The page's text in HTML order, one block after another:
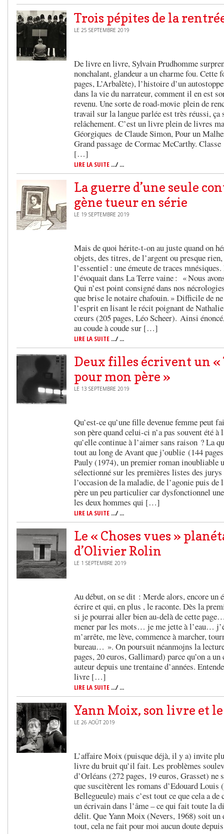
Trois pépites de la
LE 25 SEPTEMBRE 2019
De livre en livre, Sylvain Prudhomme
nonchalant, glandeur a un charme fou. Cette
pages, L’Arbalète), l’histoire d’un
dans la vie du narrateur, comment il en est
revenu. Une sorte de road-movie plein de
travail sur la langue parlée est très réussi,
relâchement. C’est un livre plein de livres
Géorgiques de Claude Simon, Pour un
Grand passage de Cormac McCarthy.
[…]
LIRE LA SUITE .../ ...
La guerre d’une seule
gène tueur en série
LE 19 SEPTEMBRE 2019
Mais de quoi hérite-t-on au juste quand on
objets, des titres, de l’argent ou presque
l’essentiel : une émeute de traces
l’évoquait dans La Terre vaine : « Nous
Qui n’est point consigné dans nos
que brise le notaire chafouin. » Difficile de ne
l’esprit en lisant le récit poignant de
cœurs (205 pages, Léo Scheer). Ainsi
au coude à coude sur […]
LIRE LA SUITE .../ ...
Deux filles écrivent un «
pour mon père »
LE 13 SEPTEMBRE 2019
Qu’est-ce qu’une fille devenue femme peut
son père quand celui-ci n’a pas souvent été
qu’elle continue à l’aimer sans raison ? La
tout au long de Avant que j’oublie (144
Pauly (1974), un premier roman inoubliable
sélectionné sur les premières listes des
l’occasion de la maladie, de l’agonie puis
père un peu particulier car dysfonctionnel
les deux hommes qui […]
LIRE LA SUITE .../ ...
Le « Choses vues »
d’Olivier Rolin
LE 1 SEPTEMBRE 2019
Au début, on se dit : Merde alors, encore un
écrire et qui, en plus , le raconte. Dès la
si je pourrai aller bien au-delà de cette
mener par les mots… je me jette à l’eau…
m’arrête, me lève, commence à marcher,
bureau… ». On poursuit néanmojns la
pages, 20 euros, Gallimard) parce qu’on a
auteur depuis une trentaine d’années.
livre […]
LIRE LA SUITE .../ ...
Yann Moix, son livre et
LE 26 AOÛT 2019
L’affaire Moix (puisque déjà, il y a) invite
livre du bruit qu’il fait. Les problèmes
d’Orléans (272 pages, 19 euros, Grasset) ne
que suscitèrent les romans d’Edouard Louis
Bellegueule) mais c’est tout ce que cela a de
un écrivain dans l’âme – ce qui fait toute la
délit. Que Yann Moix (Nevers, 1968) soit un
tout, cela ne fait pour moi aucun doute